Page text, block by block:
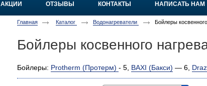
АКЦИИ ОТЗЫВЫ КОНТАКТЫ НАПИСАТЬ НАМ
Главная Каталог Водонагреватели Бойлеры
Бойлеры косвенного
Бойлеры: Protherm (Протерм)- 5, BAXI (Бакси) — 6,